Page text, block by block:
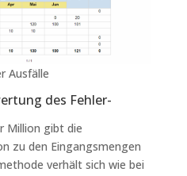
Ausfälle
des Fehler-
Million gibt die
zu den Eingangsmengen
verhält sich wie bei